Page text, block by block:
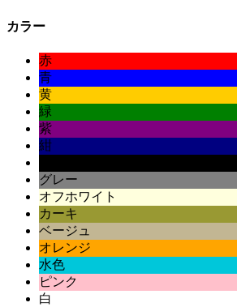
カラー
赤
青
黄
緑
紫
紺
グレー
オフホワイト
カーキ
ベージュ
オレンジ
水色
ピンク
白